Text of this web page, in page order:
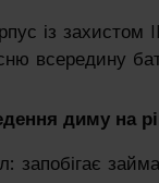
із захистом
всередину
диму на
запобігає